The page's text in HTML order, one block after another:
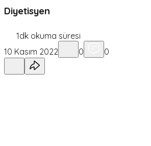
Diyetisyen
1dk okuma süresi
10 Kasım 2022
0 0